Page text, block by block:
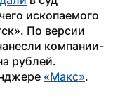
ископаемого
По версии
компании-
рублей.
«Макс».